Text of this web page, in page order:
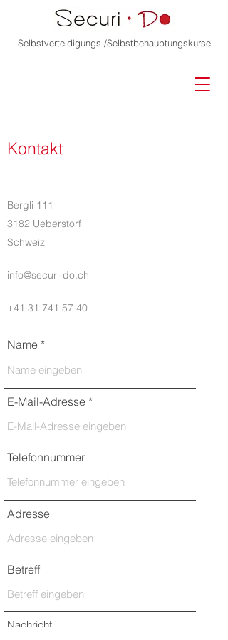
Selbstverteidigungs-/Selbstbehauptungskurse
Kontakt
Bergli 111
3182 Ueberstorf
Schweiz
info@securi-do.ch
+41 31 741 57 40
Name
E-Mail-Adresse
Telefonnummer
Adresse
Betreff
Nachricht